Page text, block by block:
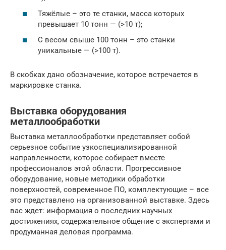
Тяжёлые – это те станки, масса которых
превышает 10 тонн — (>10 т);
С весом свыше 100 тонн – это станки
уникальные — (>100 т).
В скобках дано обозначение, которое встречается в
маркировке станка.
Выставка оборудования
металлообработки
Выставка металлообработки представляет собой
серьезное событие узкоспециализированной
направленности, которое собирает вместе
профессионалов этой области. Прогрессивное
оборудование, новые методики обработки
поверхностей, современное ПО, комплектующие – все
это представлено на организованной выставке. Здесь
вас ждет: информация о последних научных
достижениях, содержательное общение с экспертами и
продуманная деловая программа.